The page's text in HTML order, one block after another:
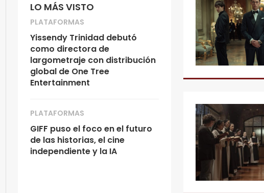
LO MÁS VISTO
PLATAFORMAS
Yissendy Trinidad debutó
como directora de
largometraje con distribución
global de One Tree
Entertainment
PLATAFORMAS
GIFF puso el foco en el futuro
de las historias, el cine
independiente y la IA